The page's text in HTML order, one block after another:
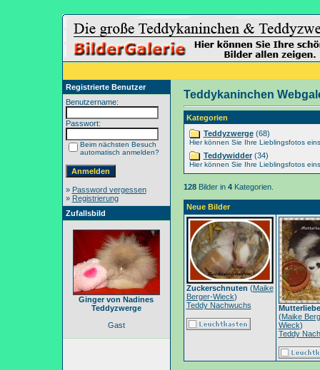
Registrierte Benutzer
Benutzername:
Passwort:
Beim nächsten Besuch
automatisch anmelden?
» Password vergessen
» Registrierung
Zufallsbild
Ginger von Nadines
Teddyzwerge
Gast
Teddykaninchen
Kategorien
Teddyzwerge(68)
Hier können Sie Ihre Lieblingsfotos
Teddywidder(34)
Hier können Sie Ihre Lieblingsfotos
128Bilder in 4Kategorien.
Neue Bilder
Zuckerschnuten (Maike
Berger-Wieck)
Teddy Nachwuchs
Mutterliebe
(Maike
Wieck)
Teddy